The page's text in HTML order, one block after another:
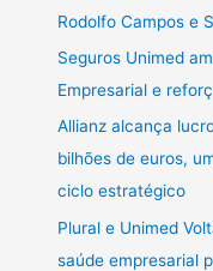
Rodolfo Campos e
Seguros Unimed
Empresarial e
Allianz alcança
bilhões de euros,
ciclo estratégico
Plural e Unimed
saúde empresarial